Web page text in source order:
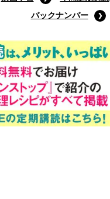
Amazonで購入する
次回予告
年間定期購読
バックナンバー